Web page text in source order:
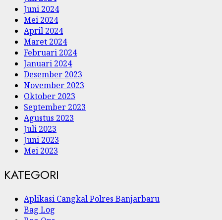
Juni 2024
Mei 2024
April 2024
Maret 2024
Februari 2024
Januari 2024
Desember 2023
November 2023
Oktober 2023
September 2023
Agustus 2023
Juli 2023
Juni 2023
Mei 2023
KATEGORI
Aplikasi Cangkal Polres Banjarbaru
Bag Log